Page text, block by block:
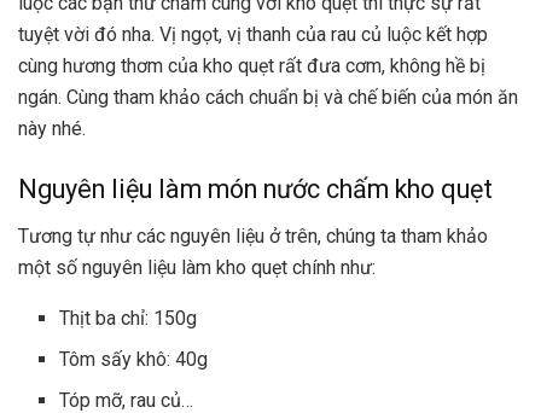
tuyệt vời đó nha. Vị ngọt, vị thanh của rau củ luộc kết hợp
cùng hương thơm của kho quẹt rất đưa cơm, không hề bị
ngán. Cùng tham khảo cách chuẩn bị và chế biến của món ăn
này nhé.
Nguyên liệu làm món nước chấm kho quẹt
Tương tự như các nguyên liệu ở trên, chúng ta tham khảo
một số nguyên liệu làm kho quẹt chính như:
Thịt ba chỉ: 150g
Tôm sấy khô: 40g
Tóp mỡ, rau củ…